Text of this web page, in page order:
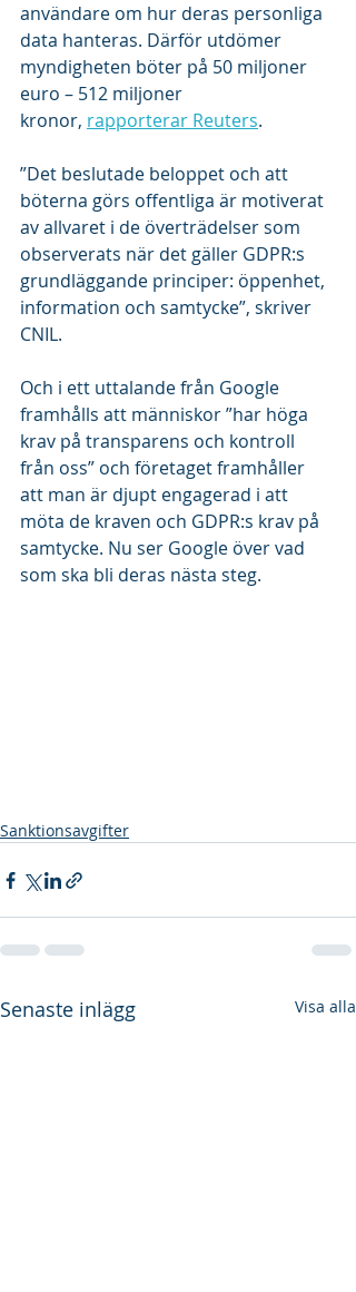
användare om hur deras personliga
data hanteras. Därför utdömer
myndigheten böter på 50 miljoner
euro – 512 miljoner
kronor, rapporterar Reuters.
”Det beslutade beloppet och att
böterna görs offentliga är motiverat
av allvaret i de överträdelser som
observerats när det gäller GDPR:s
grundläggande principer: öppenhet,
information och samtycke”, skriver
CNIL.
Och i ett uttalande från Google
framhålls att människor ”har höga
krav på transparens och kontroll
från oss” och företaget framhåller
att man är djupt engagerad i att
möta de kraven och GDPR:s krav på
samtycke. Nu ser Google över vad
som ska bli deras nästa steg.
Sanktionsavgifter
Senaste inlägg Visa alla